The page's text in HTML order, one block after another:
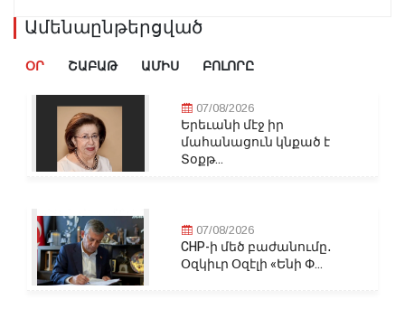
Ամենաընթերցված
ՕՐ ՇԱԲԱԹ ԱՄԻՍ ԲՈԼՈՐԸ
07/08/2026
Երեւանի մէջ իր
մահանացուն կնքած է
Տօքթ...
07/08/2026
CHP-ի մեծ բաժանումը․
Օզկիւր Օզէլի «Ենի Փ...